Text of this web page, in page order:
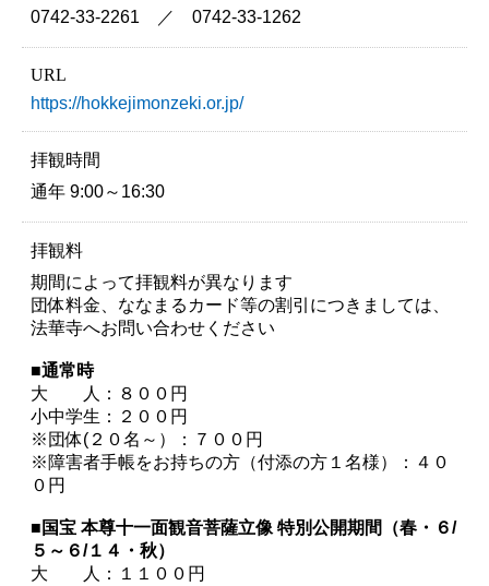
0742-33-2261 ／ 0742-33-1262
URL
https://hokkejimonzeki.or.jp/
拝観時間
通年 9:00～16:30
拝観料
期間によって拝観料が異なります
団体料金、ななまるカード等の割引につきましては、
法華寺へお問い合わせください
■通常時
大 人：８００円
小中学生：２００円
※団体(２０名～）：７００円
※障害者手帳をお持ちの方（付添の方１名様）：４０
０円
■国宝 本尊十一面観音菩薩立像 特別公開期間（春・６/
５～６/１４・秋）
大 人：１１００円